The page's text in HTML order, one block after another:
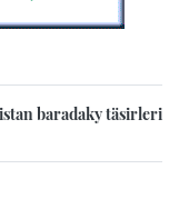
baradaky täsirleri